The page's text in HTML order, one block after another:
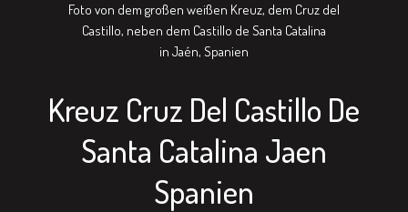
Foto von dem großen weißen Kreuz, dem Cruz del
Castillo, neben dem Castillo de Santa Catalina
in Jaén, Spanien
Kreuz Cruz Del Castillo De
Santa Catalina Jaen
Spanien